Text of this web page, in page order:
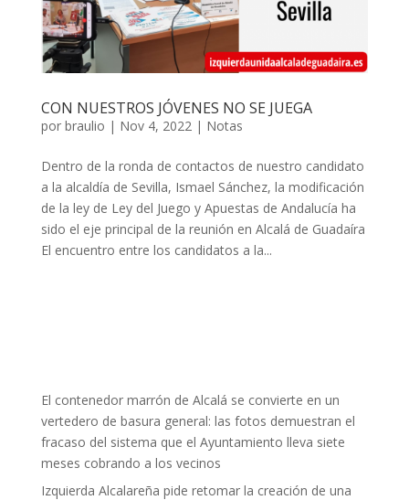
CON NUESTROS JÓVENES NO SE JUEGA
por braulio | Nov 4, 2022| Notas
Dentro de la ronda de contactos de nuestro candidato
a la alcaldía de Sevilla, Ismael Sánchez, la modificación
de la ley de Ley del Juego y Apuestas de Andalucía ha
sido el eje principal de la reunión en Alcalá de Guadaíra
El encuentro entre los candidatos a la...
El contenedor marrón de Alcalá se convierte en un
vertedero de basura general: las fotos demuestran el
fracaso del sistema que el Ayuntamiento lleva siete
meses cobrando a los vecinos
Izquierda Alcalareña pide retomar la creación de una